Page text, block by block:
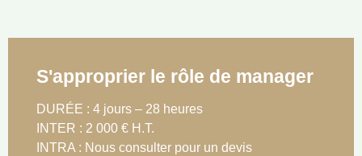
S'approprier le rôle de manager
DURÉE : 4 jours – 28 heures
INTER : 2 000 € H.T.
INTRA : Nous consulter pour un devis